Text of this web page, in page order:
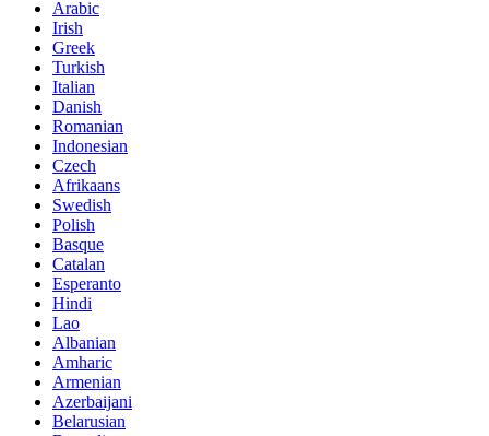
Arabic
Irish
Greek
Turkish
Italian
Danish
Romanian
Indonesian
Czech
Afrikaans
Swedish
Polish
Basque
Catalan
Esperanto
Hindi
Lao
Albanian
Amharic
Armenian
Azerbaijani
Belarusian